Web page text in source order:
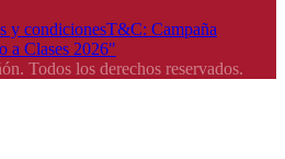
y condicionesT&C: Campaña
a Clases 2026"
Todos los derechos reservados.